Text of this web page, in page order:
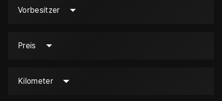
Vorbesitzer
Preis
Kilometer